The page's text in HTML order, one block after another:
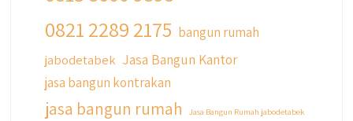
qyusipersada
3 years ago
Siapa yang udah masuk List untuk Bangun
dan Renovasi rumah Di @qyusipersada
0821 2289 2175 bangun rumah
jabodetabek Jasa Bangun Kantor
jasa bangun kontrakan
jasa bangun rumah Jasa Bangun Rumah jabodetabek